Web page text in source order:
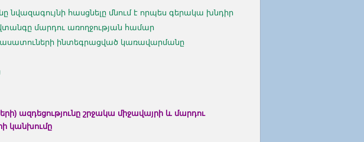
նվազագույնի հասցնելը մնում է որպես գերակա խնդիր
մարդու առողջության համար
ինտեգրացված կառավարմանը
ազդեցությունը շրջակա միջավայրի և մարդու
կանխումը